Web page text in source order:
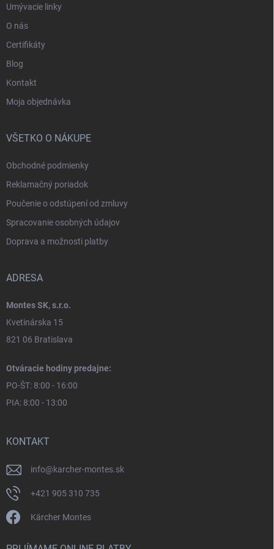
Umývacie linky
O nás
Certifikáty
Blog
Kontakt
Moja objednávka
VŠETKO O NÁKUPE
Obchodné podmienky
Reklamačný poriadok
Poučenie o odstúpení od zmluvy
Spracovanie osobných údajov
Doprava a možnosti platby
ADRESA
Montes SK, s.r.o.
Kvetinárska 15
821 06 Bratislava
Otváracie hodiny predajne:
PO-ŠT: 8:00 - 16:00
PIA: 8:00 - 13:00
KONTAKT
info@karcher-montes.sk
+421 905 310 735
Kärcher Montes